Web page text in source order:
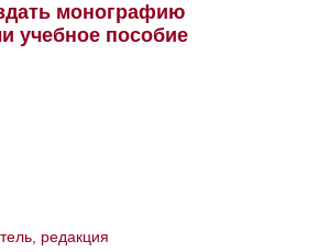
монографию
учебное пособие
редакция